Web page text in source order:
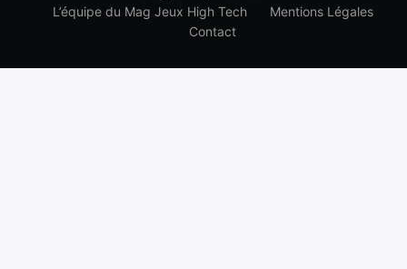
L’équipe du Mag Jeux High Tech
Mentions Légales
Contact